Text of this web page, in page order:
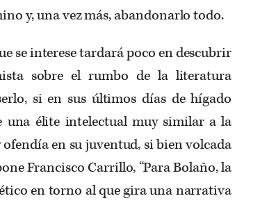
y, una vez más, abandonarlo todo.
se interese tardará poco en descubrir
sobre el rumbo de la literatura
si en sus últimos días de hígado
una élite intelectual muy similar a la
en su juventud, si bien volcada
Francisco Carrillo, “Para Bolaño, la
en torno al que gira una narrativa